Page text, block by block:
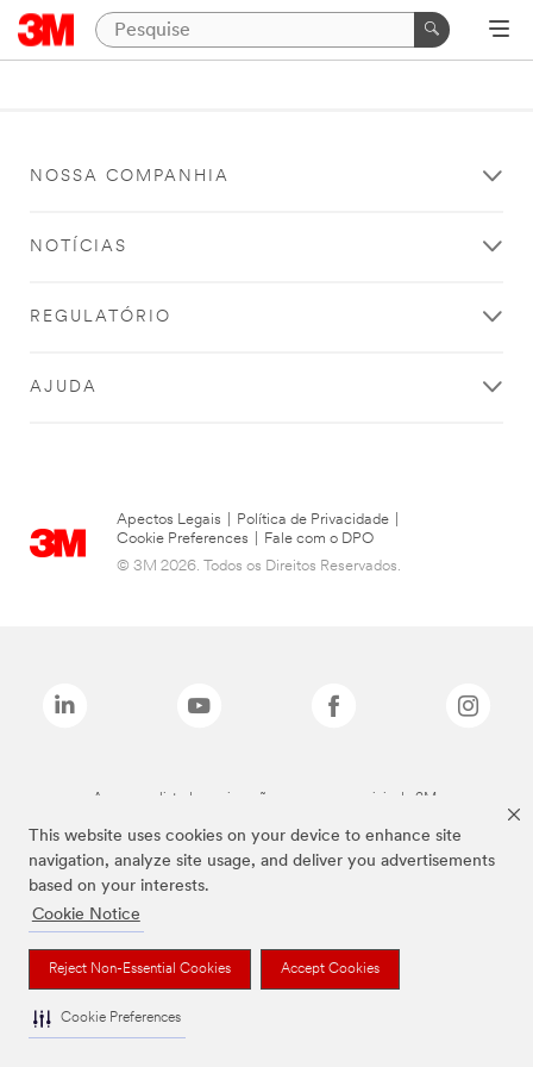
This website uses cookies on your device to enhance site
navigation, analyze site usage, and deliver you advertisements
based on your interests.
Cookie Notice
Reject Non-Essential Cookies Accept Cookies
Cookie Preferences
NOSSA COMPANHIA
NOTÍCIAS
REGULATÓRIO
AJUDA
Apectos Legais Política de Privacidade
Cookie Preferences
Fale com o DPO
© 3M 2026. Todos os Direitos Reservados.
As marcas listadas a cima são marcas comerciais da 3M.